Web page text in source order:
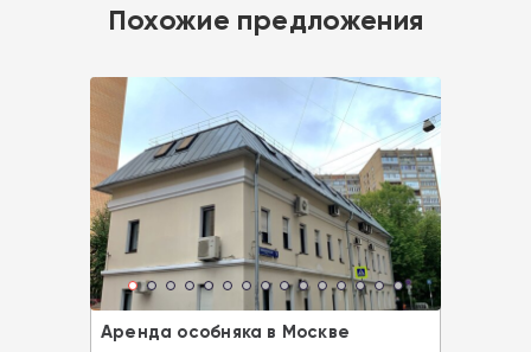
Похожие предложения
Аренда особняка в Москве